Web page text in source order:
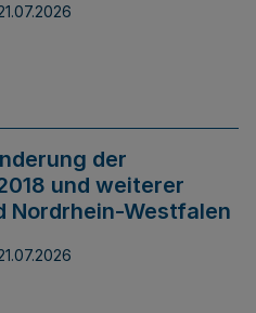
der
und weiterer
Nordrhein-Westfalen